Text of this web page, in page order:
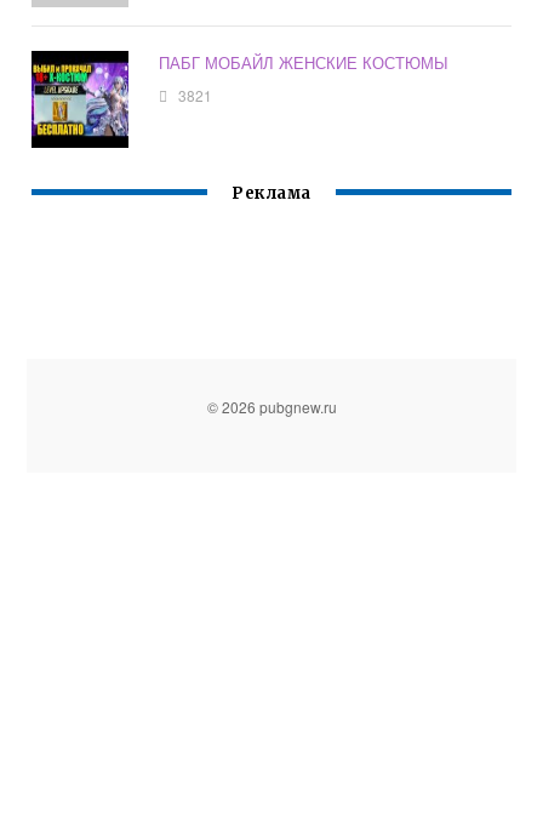
ПАБГ МОБАЙЛ ЖЕНСКИЕ КОСТЮМЫ
3821
Реклама
© 2026 pubgnew.ru